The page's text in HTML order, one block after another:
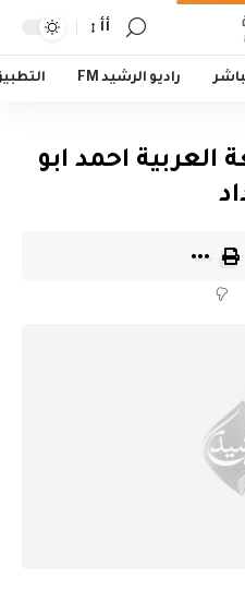
أأ
راديو الرشيد FM
العربية احمد ابو